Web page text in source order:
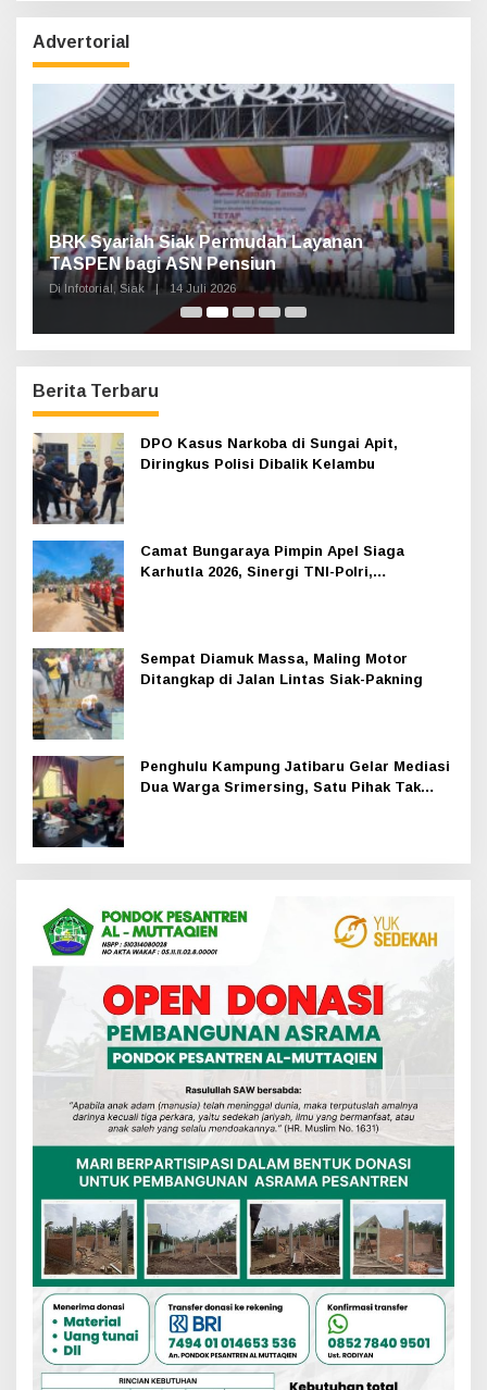
i
u
n
:
Advertorial
BRK Syariah Siak Permudah Layanan
TASPEN bagi ASN Pensiun
Di Infotorial, Siak 14 Juli 2026
Berita Terbaru
DPO Kasus Narkoba di Sungai Apit,
Diringkus Polisi Dibalik Kelambu
Camat Bungaraya Pimpin Apel Siaga
Karhutla 2026, Sinergi TNI-Polri,
Sempat Diamuk Massa, Maling Motor
Ditangkap di Jalan Lintas Siak-Pakning
Penghulu Kampung Jatibaru Gelar Mediasi
Dua Warga Srimersing, Satu Pihak Tak